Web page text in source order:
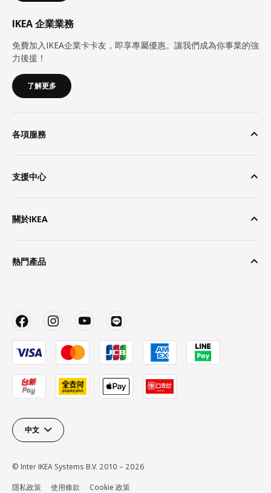
IKEA 企業業務
免費加入IKEA企業卡卡友，即享專屬優惠。讓我們成為你事業的強
力後援！
了解更多
各項服務
支援中心
關於IKEA
熱門產品
中文
© Inter IKEA Systems B.V. 2010 – 2026
隱私政策
使用條款 Cookie 政策